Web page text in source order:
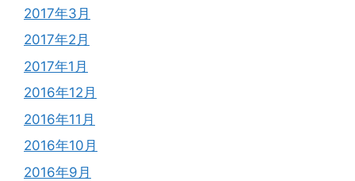
2017年3月
2017年2月
2017年1月
2016年12月
2016年11月
2016年10月
2016年9月